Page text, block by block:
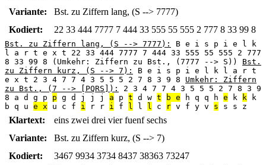
Variante:
Bst. zu Ziffern lang, (S --> 7777)
Kodiert:
22 33 444 7777 7 444 33 555 55 555 2 777 8 33 99 8
Bst. zu Ziffern lang, (S --> 7777):
B e i s p i e l k
l a r t e x t 22 33 444 7777 7 444 33 555 55 555 2 777
8 33 99 8 (Umkehr: Ziffern zu Bst., (7777 --> S)) Bst.
zu Ziffern kurz, (S --> 7):
B e i s p i e l k l a r t
e x t 2 3 4 7 7 4 3 5 5 5 2 7 8 3 9 8 Umkehr: Ziffern
zu Bst., (7 --> [PQRS]):
2 3 4 7 7 4 3 5 5 5 2 7 8 3 9
8 a d g p p g d j j j a p t d w t b e h q q h e k k k
b q u e x u c f i r r i f l l l c r v f y v s s s z
Klartext:
eins zwei drei vier fuenf sechs
Variante:
Bst. zu Ziffern kurz, (S --> 7)
Kodiert:
3467 9934 3734 8437 38363 73247